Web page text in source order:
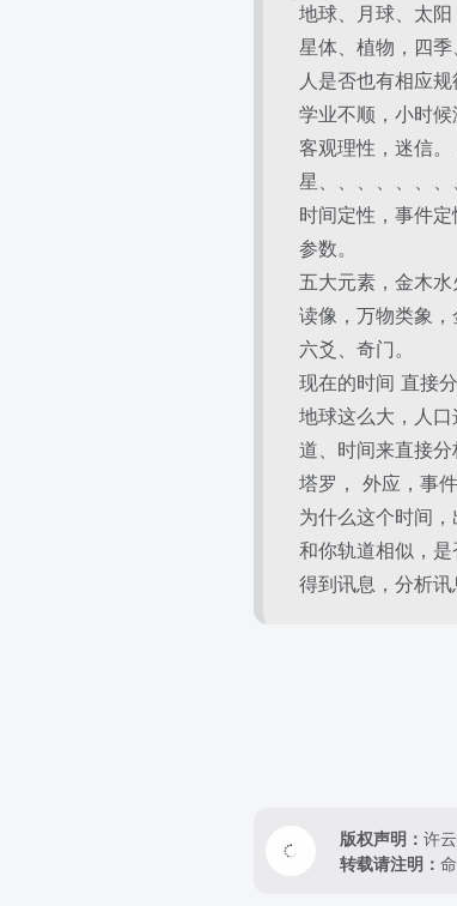
地球、月球、太阳
星体、植物，四季
人是否也有相应规
学业不顺，小时候
客观理性，迷信
星、、、、、、、
时间定性，事件
参数。
五大元素，金木
读像，万物类象，
六爻、奇门。
现在的时间 直接分
地球这么大，人
道、时间来直接分
塔罗， 外应，事件
为什么这个时间
和你轨道相似，是
得到讯息，分析
版权声明： 许
转载请注明：